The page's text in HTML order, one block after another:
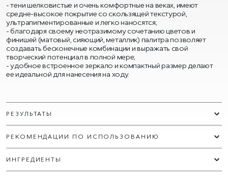
- тени шелковистые и очень комфортные на веках, имеют
средне-высокое покрытие со скользящей текстурой,
ультрапигментированные и легко наносятся;
- благодаря своему неотразимому сочетанию цветов и
финишей (матовый, сияющий, металлик) палитра позволяет
создавать бесконечные комбинации и выражать свой
творческий потенциал в полной мере;
- удобное встроенное зеркало и компактный размер делают
ее идеальной для нанесения на ходу.
РЕЗУЛЬТАТЫ
РЕКОМЕНДАЦИИ ПО ИСПОЛЬЗОВАНИЮ
ИНГРЕДИЕНТЫ